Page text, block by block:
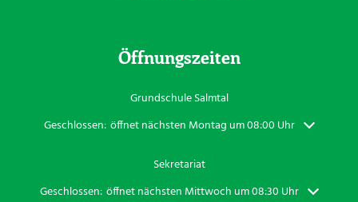
Öffnungszeiten
Grundschule Salmtal
Klicken, um weitere Öffnungs- oder Schließzeiten auszublenden
Geschlossen: öffnet nächsten Montag um 08:00 Uhr
Sekretariat
Klicken, um weitere Öffnungs- oder Schließzeiten auszublenden
Geschlossen: öffnet nächsten Mittwoch um 08:30 Uhr